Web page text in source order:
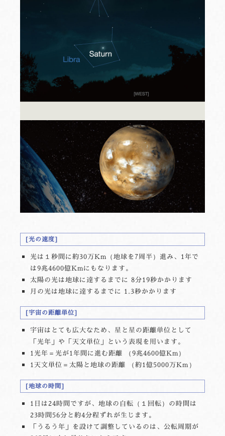
光の速度
光は１秒間に約30万Km（地球を7周半）進み、1年で
は9兆4600億Kmにもなります。
太陽の光は地球に達するまでに 8分19秒かかります
月の光は地球に達するまでに 1.3秒かかります
宇宙の距離単位
宇宙はとても広大なため、星と星の距離単位として
「光年」や「天文単位」という表現を用います。
1光年＝光が1年間に進む距離 （9兆4600億Km）
1天文単位＝太陽と地球の距離 （約1億5000万Km）
地球の時間
1日は24時間ですが、地球の自転（１回転）の時間は
23時間56分と約4分程ずれが生じます。
「うるう年」を設けて調整しているのは、公転周期が